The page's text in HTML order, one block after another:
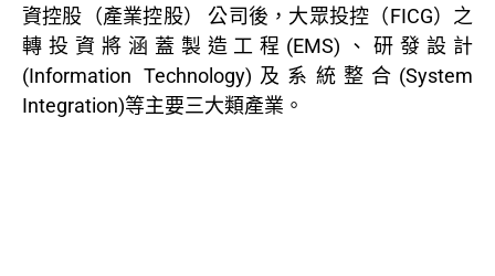
資控股（產業控股） 公司後，大眾投控（FICG）之
轉投資將涵蓋製造工程(EMS)、研發設計
(Information Technology)及系統整合(System
Integration)等主要三大類產業。